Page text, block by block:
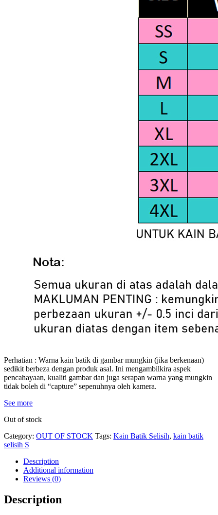
Perhatian : Warna kain batik di gambar mungkin (jika berkenaan)
sedikit berbeza dengan produk asal. Ini mengambilkira aspek
pencahayaan, kualiti gambar dan juga serapan warna yang mungkin
tidak boleh di “capture” sepenuhnya oleh kamera.
See more
Out of stock
Category: OUT OF STOCK Tags: Kain Batik Selisih, kain batik
selisih S
Description
Additional information
Reviews (0)
Description